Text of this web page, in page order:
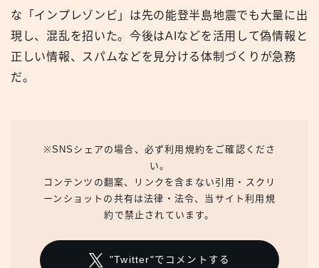
な「インプレゾンビ」は先の能登半島地震でも大量に出
現し、混乱を招いた。今後はAIなどを活用して偽情報と
正しい情報、スパムなどを見分ける体制づくりが急務
だ。
※SNSシェアの場合、必ず利用規約をご確認くださ
い。
コンテンツの翻案、リンクを含まない引用・スクリ
ーンショットの共有は法律・法令、当サイト利用規
約で禁止されています。
"Twitter"でコメントする